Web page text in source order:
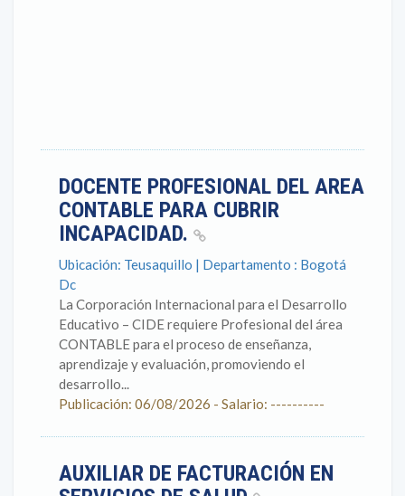
DOCENTE PROFESIONAL DEL AREA
CONTABLE PARA CUBRIR
INCAPACIDAD.
Ubicación: Teusaquillo | Departamento : Bogotá
Dc
La Corporación Internacional para el Desarrollo
Educativo – CIDE requiere Profesional del área
CONTABLE para el proceso de enseñanza,
aprendizaje y evaluación, promoviendo el
desarrollo...
Publicación: 06/08/2026 - Salario: ----------
AUXILIAR DE FACTURACIÓN EN